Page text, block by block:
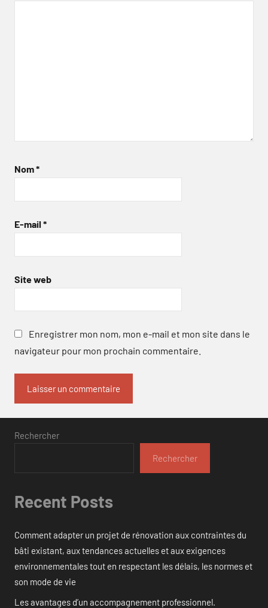
Nom*
E-mail *
Site web
Enregistrer mon nom, mon e-mail et mon site dans le
navigateur pour mon prochain commentaire.
Rechercher
Rechercher
Recent Posts
Comment adapter un projet de rénovation aux contraintes du
bâti existant, aux tendances actuelles et aux exigences
environnementales tout en respectant les délais, les normes et
son mode de vie
Les avantages d’un accompagnement professionnel.